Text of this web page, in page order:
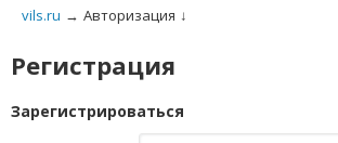
vils.ru → Авторизация ↓
Регистрация
Зарегистрироваться